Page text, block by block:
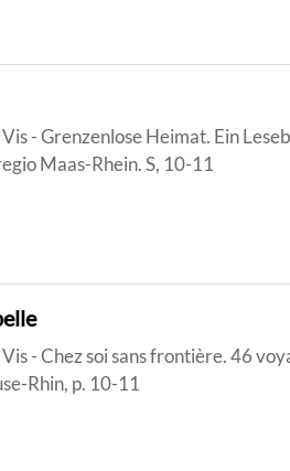
- Grenzenlose Heimat. Ein
Maas-Rhein. S, 10-11
- Chez soi sans frontière. 46
Rhin, p. 10-11